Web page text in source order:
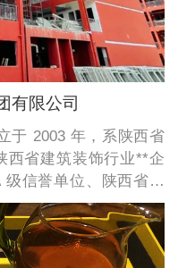
有限公司
于 2003 年，系陕西省
西省建筑装饰行业**企
级信誉单位、陕西省安
质量管理体系认
和 OHSAS18001 职业